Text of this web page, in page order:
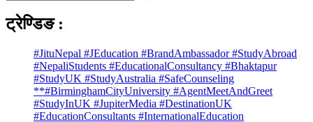
ट्रेण्डिङ :
#JituNepal #JEducation #BrandAmbassador #StudyAbroad
#NepaliStudents #EducationalConsultancy #Bhaktapur
#StudyUK #StudyAustralia #SafeCounseling
**#BirminghamCityUniversity #AgentMeetAndGreet
#StudyInUK #JupiterMedia #DestinationUK
#EducationConsultants #InternationalEducation